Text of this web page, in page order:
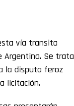
vía transita
Argentina. Se trata
la disputa feroz
licitación.